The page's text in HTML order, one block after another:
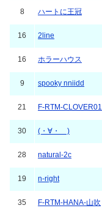
8 ハートに王冠
16 2line
16 ホラーハウス
9 spooky nniidd
21 F-RTM-CLOVER01
30 (・∀・ )
28 natural-2c
19 n-right
35 F-RTM-HANA-山吹